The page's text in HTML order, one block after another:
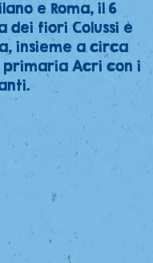
e Roma, il 6
dei fiori Colussi è
insieme a circa
primaria Acri con i